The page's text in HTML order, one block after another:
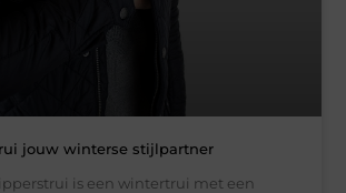
jouw winterse stijlpartner
is een wintertrui met een